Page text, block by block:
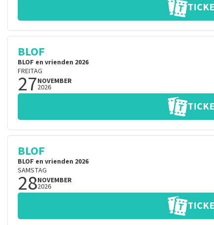
BLOF
BLOF en vrienden 2026
FREITAG
27NOVEMBER
2026
BLOF
BLOF en vrienden 2026
SAMSTAG
28NOVEMBER
2026